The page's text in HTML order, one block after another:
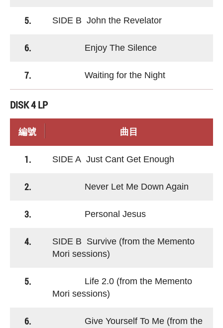
5. SIDE B John the Revelator
6. Enjoy The Silence
7. Waiting for the Night
DISK 4 LP
編號 曲目
1. SIDE A Just Cant Get Enough
2. Never Let Me Down Again
3. Personal Jesus
4.
SIDE B Survive (from the Memento
Mori sessions)
5.
Life 2.0 (from the Memento
Mori sessions)
6.
Give Yourself To Me (from the